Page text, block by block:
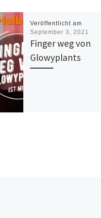
Veröffentlicht am
September 3, 2021
Finger weg von
Glowyplants